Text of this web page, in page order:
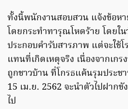
ทั้งนี้พนักงานสอบสวน​ แจ้งข้อห
โดยกระทำทารุณโหดร้าย​ โดยใ
ประกอบคำรับสารภาพ​ แต่จะใช้
แทนที่เกิดเหตุจริง เนื่องจากเกร
ถูกชาวบ้าน​ ที่โกรธแค้น​รุมประ
15 เม.ย. 2562 จะนำตัวไปฝาก
ไป